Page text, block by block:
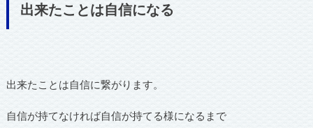
出来たことは自信になる
出来たことは自信に繋がります。
自信が持てなければ自信が持てる様になるまで